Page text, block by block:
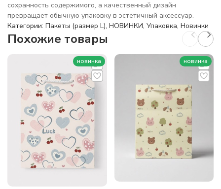
сохранность содержимого, а качественный дизайн
превращает обычную упаковку в эстетичный аксессуар.
Категории: Пакеты (размер L), НОВИНКИ, Упаковка, Новинки
Похожие товары
новинка новинка